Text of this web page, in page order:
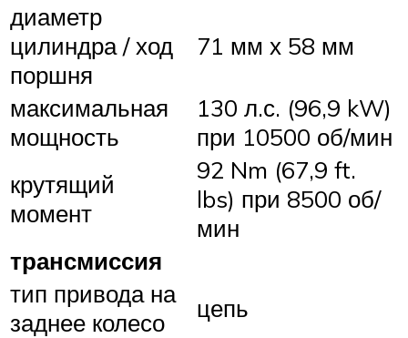
диаметр
цилиндра / ход
поршня
71 мм х 58 мм
максимальная
мощность
130 л.с. (96,9 kW)
при 10500 об/мин
крутящий
момент
92 Nm (67,9 ft.
lbs) при 8500 об/
мин
трансмиссия
тип привода на
заднее колесо
цепь